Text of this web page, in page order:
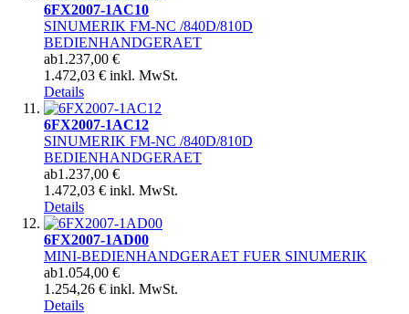
6FX2007-1AC10
SINUMERIK FM-NC /840D/810D
BEDIENHANDGERAET
ab1.237,00 €
1.472,03 € inkl. MwSt.
Details
6FX2007-1AC12
SINUMERIK FM-NC /840D/810D
BEDIENHANDGERAET
ab1.237,00 €
1.472,03 € inkl. MwSt.
Details
6FX2007-1AD00
MINI-BEDIENHANDGERAET FUER SINUMERIK
ab1.054,00 €
1.254,26 € inkl. MwSt.
Details